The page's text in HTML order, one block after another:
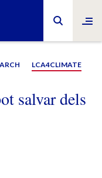
LCA4CLIMATE
salvar dels